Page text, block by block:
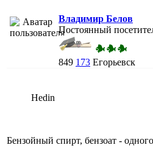
Владимир Белов
Постоянный
849 173 Егорьевск
Hedin
Бензойный спирт, бензоат -